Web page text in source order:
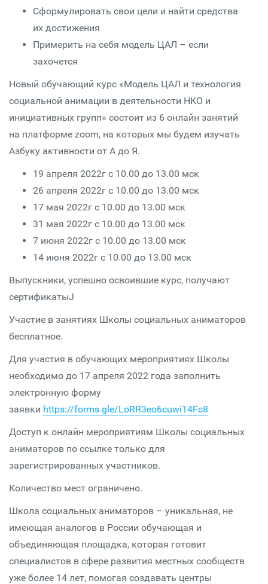
Сформулировать свои цели и найти средства
их достижения
Примерить на себя модель ЦАЛ – если
захочется
Новый обучающий курс «Модель ЦАЛ и технология
социальной анимации в деятельности НКО и
инициативных групп» состоит из 6 онлайн занятий
на платформе zoom, на которых мы будем изучать
Азбуку активности от А до Я.
19 апреля 2022г с 10.00 до 13.00 мск
26 апреля 2022г с 10.00 до 13.00 мск
17 мая 2022г с 10.00 до 13.00 мск
31 мая 2022г с 10.00 до 13.00 мск
7 июня 2022г с 10.00 до 13.00 мск
14 июня 2022г с 10.00 до 13.00 мск
Выпускники, успешно освоившие курс, получают
сертификатыJ
Участие в занятиях Школы социальных аниматоров
бесплатное.
Для участия в обучающих мероприятиях Школы
необходимо до 17 апреля 2022 года заполнить
электронную форму
заявки https://forms.gle/LoRR3eo6cuwi14Fc8
Доступ к онлайн мероприятиям Школы социальных
аниматоров по ссылке только для
зарегистрированных участников.
Количество мест ограничено.
Школа социальных аниматоров – уникальная, не
имеющая аналогов в России обучающая и
объединяющая площадка, которая готовит
специалистов в сфере развития местных сообществ
уже более 14 лет, помогая создавать центры